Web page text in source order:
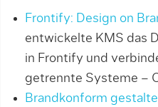
Frontify: Design on
entwickelte KMS das
in Frontify und
getrennte Syste­me –
Brandkonform